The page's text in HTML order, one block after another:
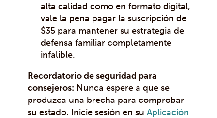
alta calidad como en formato digital,
vale la pena pagar la suscripción de
$35 para mantener su estrategia de
defensa familiar completamente
infalible.
Recordatorio de seguridad para
consejeros: Nunca espere a que se
produzca una brecha para comprobar
su estado. Inicie sesión en su Aplicación